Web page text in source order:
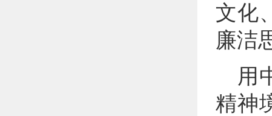
文化
廉洁
用
精神